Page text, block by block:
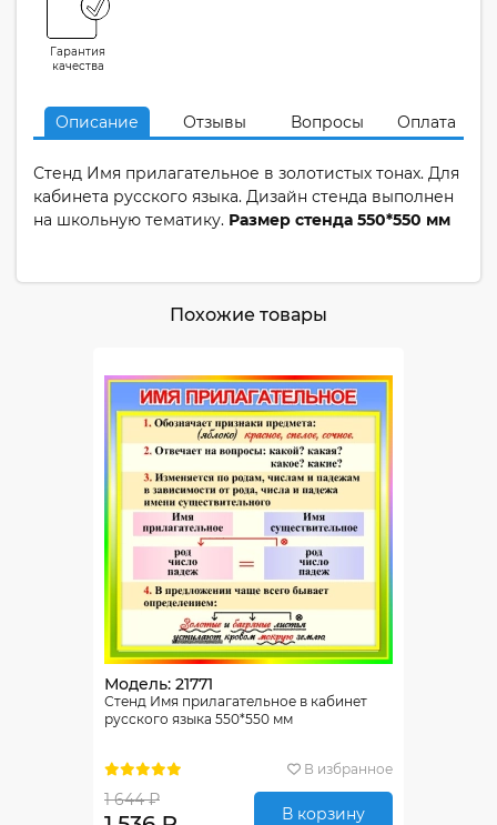
Гарантия
качества
Описание Отзывы Вопросы Оплата
Стенд Имя прилагательное в золотистых тонах. Для
кабинета русского языка. Дизайн стенда выполнен
на школьную тематику. Размер стенда 550*550 мм
Похожие товары
Модель: 21771
Стенд Имя прилагательное в кабинет
русского языка 550*550 мм
В избранное
1 644 ₽
В корзину